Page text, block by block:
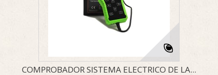
COMPROBADOR SISTEMA ELECTRICO DE LA...